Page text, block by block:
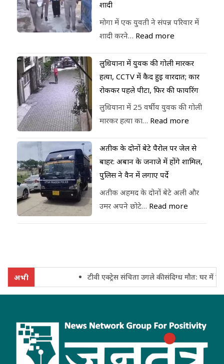
शादी
मोगा में एक युवती ने संपन्न परिवार में
शादी करने… Read more
लुधियाना में युवक की गोली मारकर
हत्या, CCTV में कैद हुई वारदात; कार
रोककर पहले पीटा, फिर की फायरिंग
लुधियाना में 25 वर्षीय युवक की गोली
मारकर हत्या का… Read more
अतीक के दोनों बेटे पैरोल पर जेल से
बाहर: अबान के जनाजे में होंगे शामिल,
पुलिस ने वैन में लगाए पर्दे
अतीक अहमद के दोनों बेटे अली और
उमर अपने छोटे… Read more
अभी टीवी एक्ट्रेस संचिता उगले की संदिग्ध मौत: घर में